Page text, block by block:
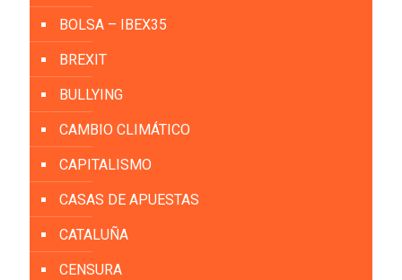
BOLSA – IBEX35
BREXIT
BULLYING
CAMBIO CLIMÁTICO
CAPITALISMO
CASAS DE APUESTAS
CATALUÑA
CENSURA